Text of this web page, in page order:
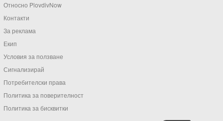
Относно PlovdivNow
Контакти
За реклама
Екип
Условия за ползване
Сигнализирай
Потребителски права
Политика за поверителност
Политика за бисквитки